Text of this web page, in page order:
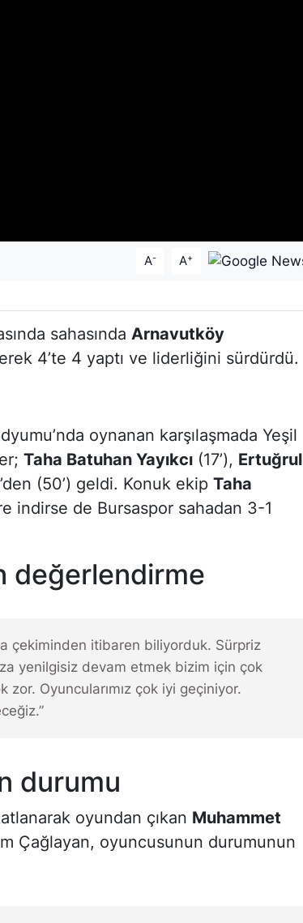
A- A+
sahasında Arnavutköy
4’te 4 yaptı ve liderliğini sürdürdü.
oynanan karşılaşmada Yeşil
Taha Batuhan Yayıkcı(17’), Ertuğrul
’den (50’) geldi. Konuk ekip Taha
indirse de Bursaspor sahadan 3-1
değerlendirme
çekiminden itibaren biliyorduk. Sürpriz
yenilgisiz devam etmek bizim için çok
Oyuncularımız çok iyi geçiniyor.
durumu
oyundan çıkan Muhammet
Çağlayan, oyuncusunun durumunun